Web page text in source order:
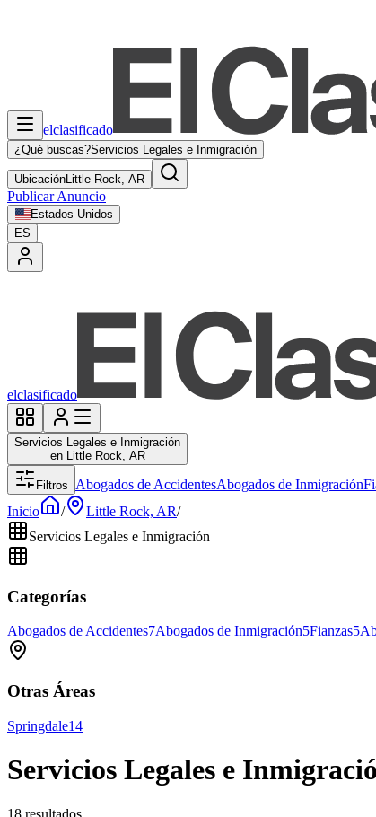
elclasificado
¿Qué buscas?Servicios Legales e Inmigración
UbicaciónLittle Rock, AR
Publicar Anuncio
Estados Unidos
ES
elclasificado
Servicios Legales e Inmigración
en Little Rock, AR
Filtros Abogados de AccidentesAbogados de Inmigración
Inicio
/ Little Rock, AR/
Servicios Legales e Inmigración
Categorías
Abogados de Accidentes7Abogados de Inmigración5Fianzas5
Otras Áreas
Springdale14
Servicios Legales e
18 resultados